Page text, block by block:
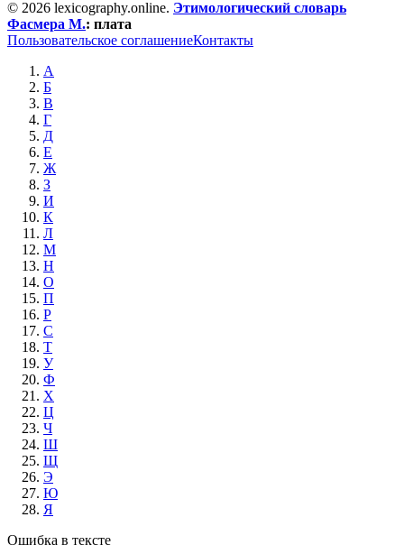
© 2026 lexicography.online. Этимологический словарь
Фасмера М.: плата
Пользовательское соглашениеКонтакты
А
Б
В
Г
Д
Е
Ж
З
И
К
Л
М
Н
О
П
Р
С
Т
У
Ф
Х
Ц
Ч
Ш
Щ
Э
Ю
Я
Ошибка в тексте